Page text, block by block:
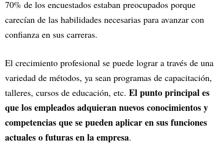
70% de los encuestados estaban preocupados porque
carecían de las habilidades necesarias para avanzar con
confianza en sus carreras.
El crecimiento profesional se puede lograr a través de una
variedad de métodos, ya sean programas de capacitación,
talleres, cursos de educación, etc. El punto principal es
que los empleados adquieran nuevos conocimientos y
competencias que se pueden aplicar en sus funciones
actuales o futuras en la empresa.